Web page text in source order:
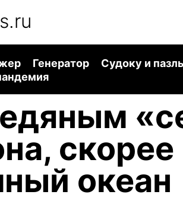
Генератор Судоку и
скорее
океан